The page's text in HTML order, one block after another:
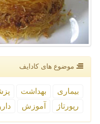
موضوع های كادایف
بیماری بهداشت
رپورتاژ
آموزش